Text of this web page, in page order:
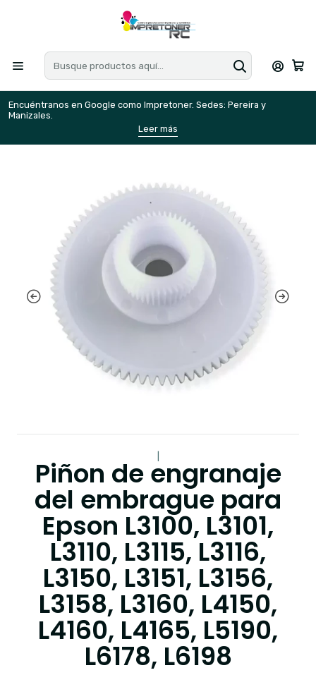
Encuéntranos en Google como Impretoner. Sedes: Pereira y
Manizales.
Leer más
Piñon de engranaje
del embrague para
Epson L3100, L3101,
L3110, L3115, L3116,
L3150, L3151, L3156,
L3158, L3160, L4150,
L4160, L4165, L5190,
L6178, L6198